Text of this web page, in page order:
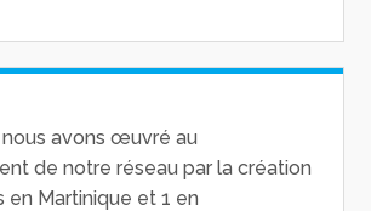
nous avons œuvré au
de notre réseau par la création
en Martinique et 1 en